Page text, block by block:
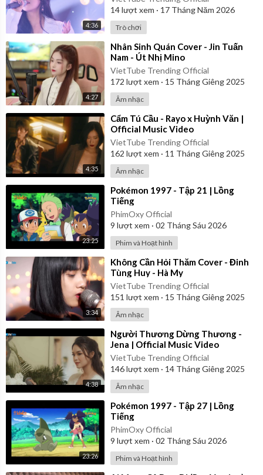
4:36
14lượt xem · 17 Tháng Năm 2026
Trò chơi
4:27
⁣Nhân Sinh Quán Cover - Jin Tuấn
Nam - Út Nhị Mino
VietTube Trending Official
172 lượt xem · 15 Tháng Giêng 2025
Âm nhạc
4:35
⁣Cẩm Tú Cầu - Rayo x Huỳnh Văn |
Official Music Video
VietTube Trending Official
162 lượt xem · 11 Tháng Giêng 2025
Âm nhạc
23:25
⁣Pokémon 1997 - Tập 21 | Lồng
Tiếng
PhimOxy Official
9 lượt xem · 02 Tháng Sáu 2026
Phim và Hoạt hình
3:34
⁣Không Cần Hỏi Thăm Cover - Đinh
Tùng Huy - Hà My
VietTube Trending Official
151 lượt xem · 15 Tháng Giêng 2025
Âm nhạc
4:38
⁣Người Thương Dừng Thương -
Jena | Official Music Video
VietTube Trending Official
146lượt xem · 14 Tháng Giêng 2025
Âm nhạc
23:26
⁣Pokémon 1997 - Tập 27 | Lồng
Tiếng
PhimOxy Official
9 lượt xem · 02 Tháng Sáu 2026
Phim và Hoạt hình